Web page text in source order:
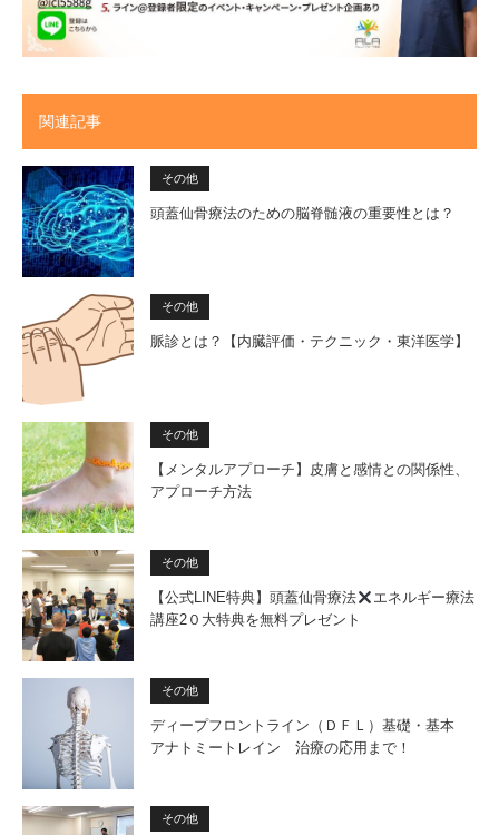
関連記事
その他
頭蓋仙骨療法のための脳脊髄液の重要性とは？
その他
脈診とは？【内臓評価・テクニック・東洋医学】
その他
【メンタルアプローチ】皮膚と感情との関係性、
アプローチ方法
その他
【公式LINE特典】頭蓋仙骨療法
エネルギー療法
講座2０大特典を無料プレゼント
その他
ディープフロントライン（ＤＦＬ）基礎・基本
アナトミートレイン 治療の応用まで！
その他